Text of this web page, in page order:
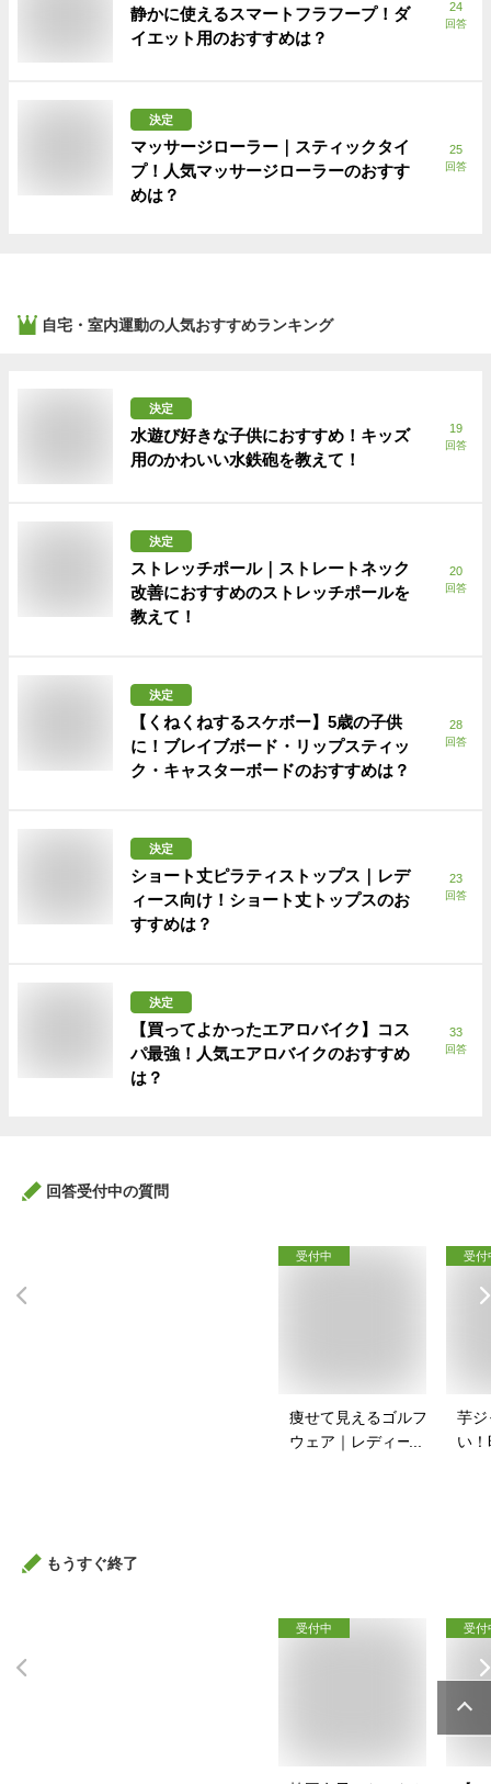
静かに使えるスマートフラフープ！ダ
イエット用のおすすめは？
24
回答
決定
マッサージローラー｜スティックタイ
プ！人気マッサージローラーのおすす
めは？
25
回答
自宅・室内運動の人気おすすめランキング
決定
水遊び好きな子供におすすめ！キッズ
用のかわいい水鉄砲を教えて！
19
回答
決定
ストレッチポール｜ストレートネック
改善におすすめのストレッチポールを
教えて！
20
回答
決定
【くねくねするスケボー】5歳の子供
に！ブレイブボード・リップスティッ
ク・キャスターボードのおすすめは？
28
回答
決定
ショート丈ピラティストップス｜レデ
ィース向け！ショート丈トップスのお
すすめは？
23
回答
決定
【買ってよかったエアロバイク】コス
パ最強！人気エアロバイクのおすすめ
は？
33
回答
回答受付中の質問
受付中
痩せて見えるゴルフ
ウェア｜レディース
受付
芋ジ
い
もうすぐ終了
受付中 受付